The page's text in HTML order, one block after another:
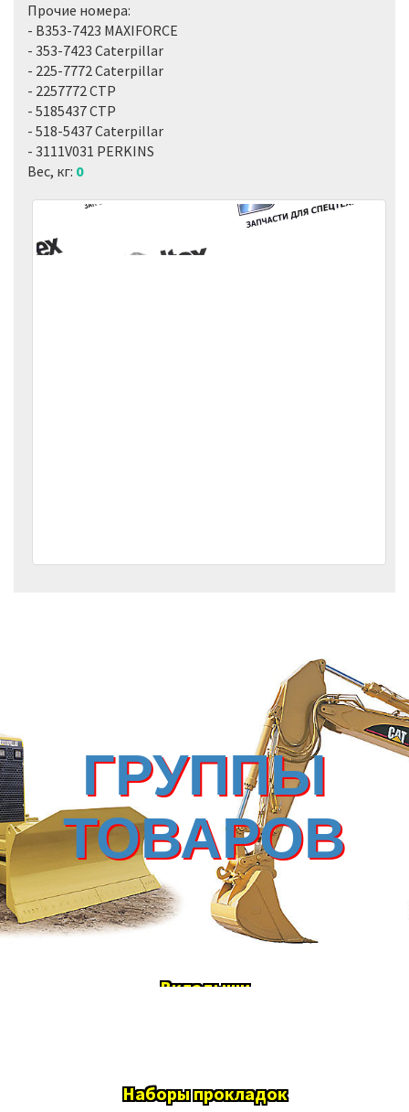
Прочие номера:
- B353-7423 MAXIFORCE
- 353-7423 Caterpillar
- 225-7772 Caterpillar
- 2257772 CTP
- 5185437 CTP
- 518-5437 Caterpillar
- 3111V031 PERKINS
Вес, кг: 0
ГРУППЫ
ТОВАРОВ
Вкладыши
Наборы прокладок